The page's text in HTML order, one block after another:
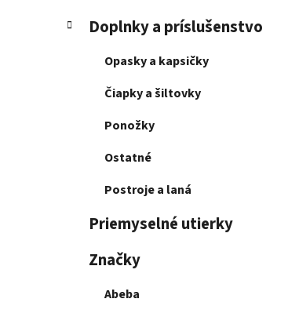
Doplnky a príslušenstvo
Opasky a kapsičky
Čiapky a šiltovky
Ponožky
Ostatné
Postroje a laná
Priemyselné utierky
Značky
Abeba